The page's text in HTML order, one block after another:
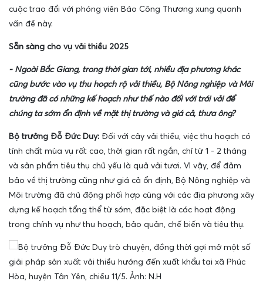
cuộc trao đổi với phóng viên Báo Công Thương xung quanh
vấn đề này.
Sẵn sàng cho vụ vải thiều 2025
- Ngoài Bắc Giang, trong thời gian tới, nhiều địa phương khác
cũng bước vào vụ thu hoạch rộ vải thiều, Bộ Nông nghiệp và Môi
trường đã có những kế hoạch như thế nào đối với trái vải để
chúng ta sớm ổn định về mặt thị trường và giá cả, thưa ông?
Bộ trưởng Đỗ Đức Duy: Đối với cây vải thiều, việc thu hoạch có
tính chất mùa vụ rất cao, thời gian rất ngắn, chỉ từ 1 - 2 tháng
và sản phẩm tiêu thụ chủ yếu là quả vải tươi. Vì vậy, để đảm
bảo về thị trường cũng như giá cả ổn định, Bộ Nông nghiệp và
Môi trường đã chủ động phối hợp cùng với các địa phương xây
dựng kế hoạch tổng thể từ sớm, đặc biệt là các hoạt động
trong chính vụ như thu hoạch, bảo quản, chế biến và tiêu thụ.